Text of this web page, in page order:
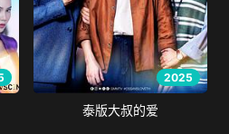
2025
泰版大叔的爱